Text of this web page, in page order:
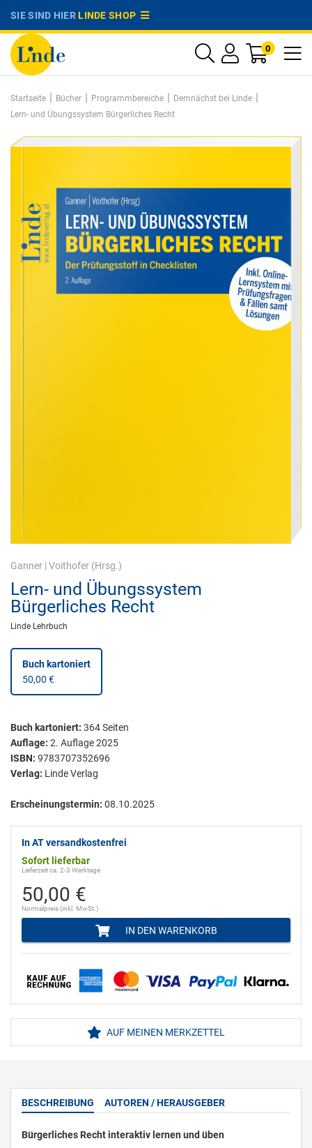
SIE SIND HIERLINDE SHOP
0
Startseite | Bücher | Programmbereiche | Demnächst bei Linde |
Lern- und Übungssystem Bürgerliches Recht
Ganner | Voithofer (Hrsg.)
Lern- und Übungssystem
Bürgerliches Recht
Linde Lehrbuch
Buch kartoniert
50,00 €
Buch kartoniert: 364Seiten
Auflage: 2. Auflage 2025
ISBN: 9783707352696
Verlag: Linde Verlag
Erscheinungstermin: 08.10.2025
In AT versandkostenfrei
Sofort lieferbar
Lieferzeit ca. 2-3 Werktage
50,00 €
Normalpreis (inkl. MwSt.)
IN DEN WARENKORB
AUF MEINEN MERKZETTEL
BESCHREIBUNG AUTOREN / HERAUSGEBER
Bürgerliches Recht interaktiv lernen und üben